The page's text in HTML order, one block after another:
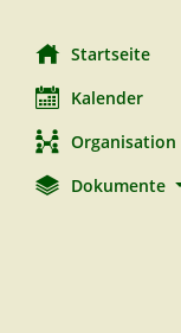
Startseite
Kalender
Organisation
Dokumente